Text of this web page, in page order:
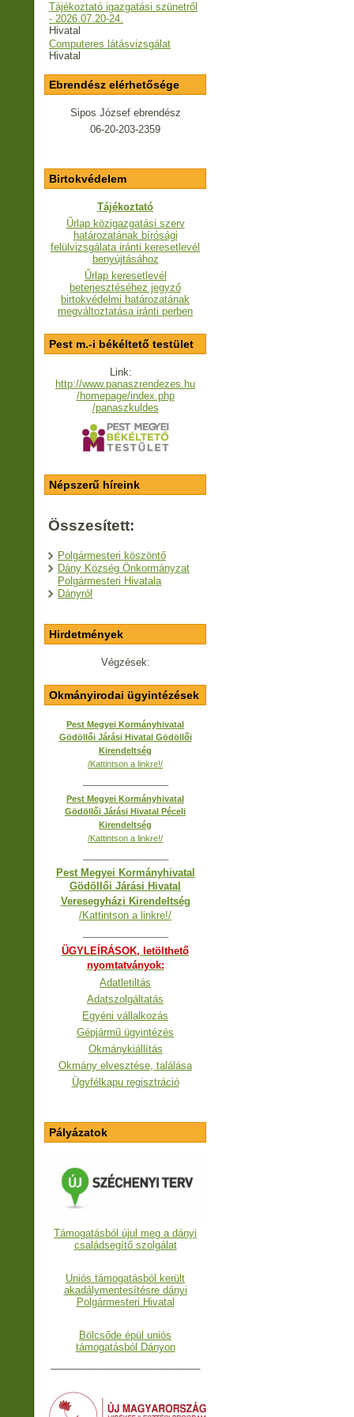
Tájékoztató igazgatási szünetről
- 2026.07.20-24.
Hivatal
Computeres látásvizsgálat
Hivatal
Ebrendész elérhetősége
Sipos József ebrendész
06-20-203-2359
Birtokvédelem
Tájékoztató
Űrlap közigazgatási szerv
határozatának bírósági
felülvizsgálata iránti keresetlevél
benyújtásához
Űrlap keresetlevél
beterjesztéséhez jegyző
birtokvédelmi határozatának
megváltoztatása iránti perben
Pest m.-i békéltető testület
Link:
http://www.panaszrendezes.hu
/homepage/index.php
/panaszkuldes
Népszerű híreink
Összesített:
Polgármesteri köszöntő
Dány Község Önkormányzat
Polgármesteri Hivatala
Dányról
Hirdetmények
Végzések:
Okmányirodai ügyintézések
Pest Megyei Kormányhivatal
Gödöllői Járási Hivatal Gödöllői
Kirendeltség
/Kattintson a linkre!/
Pest Megyei Kormányhivatal
Gödöllői Járási Hivatal Péceli
Kirendeltség
/Kattintson a linkre!/
Pest Megyei Kormányhivatal
Gödöllői Járási Hivatal
Veresegyházi Kirendeltség
/Kattintson a linkre!/
ÜGYLEÍRÁSOK, letölthető
nyomtatványok:
Adatletiltás
Adatszolgáltatás
Egyéni vállalkozás
Gépjármű ügyintézés
Okmánykiállítás
Okmány elvesztése, találása
Ügyfélkapu regisztráció
Pályázatok
Támogatásból újul meg a dányi
családsegítő szolgálat
Uniós támogatásból került
akadálymentesítésre dányi
Polgármesteri Hivatal
Bölcsőde épül uniós
támogatásból Dányon